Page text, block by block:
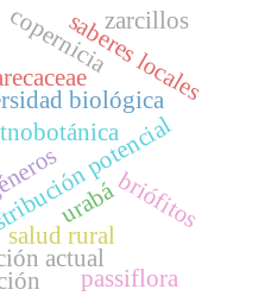
actual
potencial
biológica
saberes locales
salud rural
urabá
copernicia
briófitos
passiflora
zarcillos